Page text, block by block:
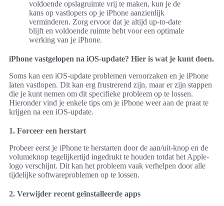
voldoende opslagruimte vrij te maken, kun je de
kans op vastlopers op je iPhone aanzienlijk
verminderen. Zorg ervoor dat je altijd up-to-date
blijft en voldoende ruimte hebt voor een optimale
werking van je iPhone.
iPhone vastgelopen na iOS-update? Hier is wat je kunt doen.
Soms kan een iOS-update problemen veroorzaken en je iPhone
laten vastlopen. Dit kan erg frustrerend zijn, maar er zijn stappen
die je kunt nemen om dit specifieke probleem op te lossen.
Hieronder vind je enkele tips om je iPhone weer aan de praat te
krijgen na een iOS-update.
1. Forceer een herstart
Probeer eerst je iPhone te herstarten door de aan/uit-knop en de
volumeknop tegelijkertijd ingedrukt te houden totdat het Apple-
logo verschijnt. Dit kan het probleem vaak verhelpen door alle
tijdelijke softwareproblemen op te lossen.
2. Verwijder recent geïnstalleerde apps